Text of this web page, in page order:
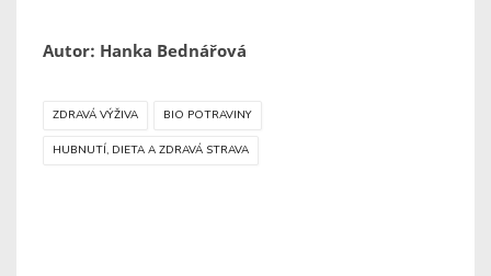
Autor: Hanka Bednářová
ZDRAVÁ VÝŽIVA BIO POTRAVINY
HUBNUTÍ, DIETA A ZDRAVÁ STRAVA